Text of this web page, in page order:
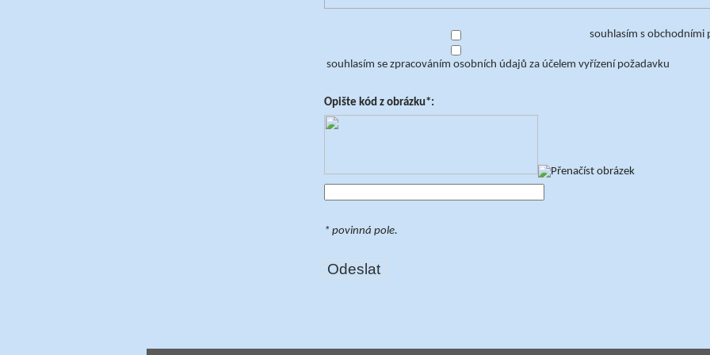
souhlasím s obchodními
souhlasím se zpracováním osobních údajů za účelem vyřízení požadavku
Opište kód z obrázku*:
* povinná pole.